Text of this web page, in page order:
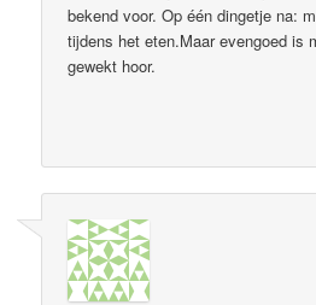
bekend voor. Op één dingetje na:
tijdens het eten.Maar evengoed is
gewekt hoor.